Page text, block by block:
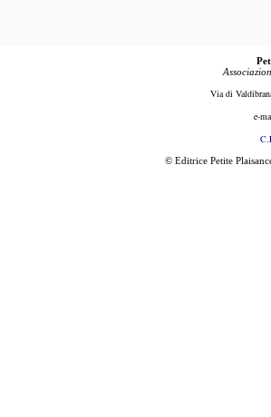
Via di
e-
© Editrice Petite